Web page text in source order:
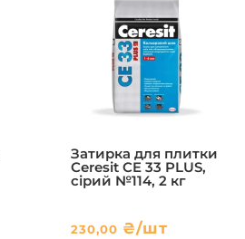
Затирка для плитки
Ceresit CE 33 PLUS,
сірий №114, 2 кг
230,00 ₴/шт